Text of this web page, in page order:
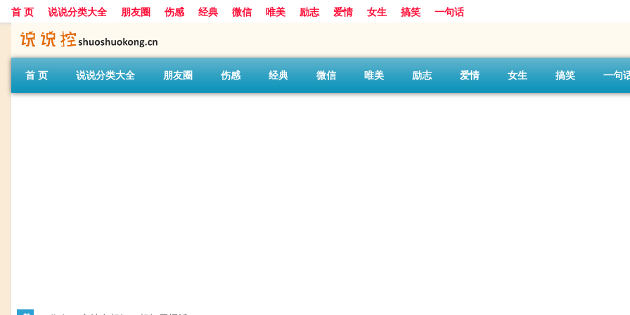
首 页 说说分类大全 朋友圈 伤感 经典 微信 唯美 励志 爱情 女生 搞笑 一句话
首 页 说说分类大全 朋友圈 伤感 经典 微信 唯美 励志 爱情 女生 搞笑 一句